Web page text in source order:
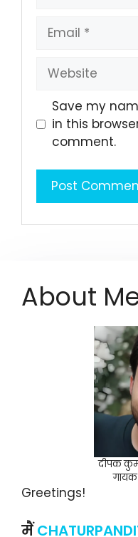
Email
Website
Save my
in this
comment.
About
दीपक
गायक
Greetings!
मैं